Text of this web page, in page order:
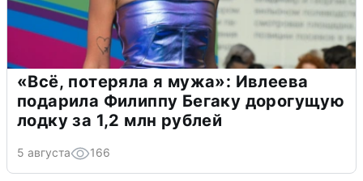
«Всё, потеряла я мужа»: Ивлеева
подарила Филиппу Бегаку дорогущую
лодку за 1,2 млн рублей
5 августа 166